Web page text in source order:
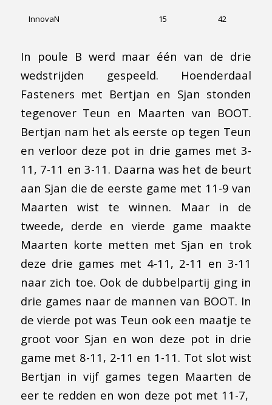
InnovaN 15 42
In poule B werd maar één van de drie
wedstrijden gespeeld. Hoenderdaal
Fasteners met Bertjan en Sjan stonden
tegenover Teun en Maarten van BOOT.
Bertjan nam het als eerste op tegen Teun
en verloor deze pot in drie games met 3-
11, 7-11 en 3-11. Daarna was het de beurt
aan Sjan die de eerste game met 11-9 van
Maarten wist te winnen. Maar in de
tweede, derde en vierde game maakte
Maarten korte metten met Sjan en trok
deze drie games met 4-11, 2-11 en 3-11
naar zich toe. Ook de dubbelpartij ging in
drie games naar de mannen van BOOT. In
de vierde pot was Teun ook een maatje te
groot voor Sjan en won deze pot in drie
game met 8-11, 2-11 en 1-11. Tot slot wist
Bertjan in vijf games tegen Maarten de
eer te redden en won deze pot met 11-7,